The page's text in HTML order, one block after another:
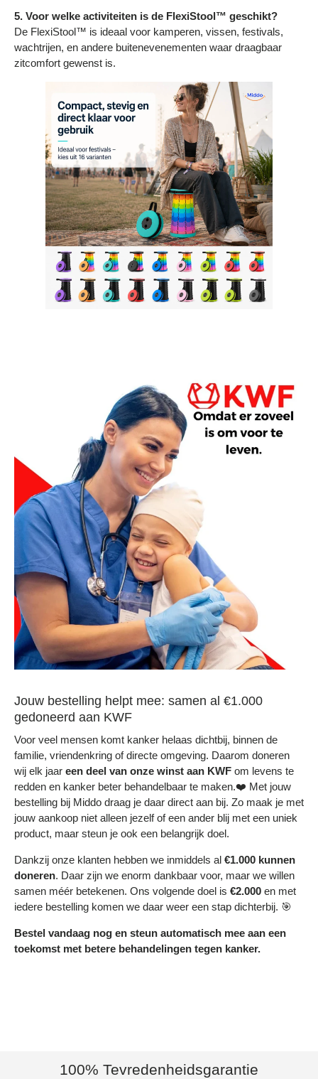
5. Voor welke activiteiten is de FlexiStool™ geschikt?
De FlexiStool™ is ideaal voor kamperen, vissen, festivals,
wachtrijen, en andere buitenevenementen waar draagbaar
zitcomfort gewenst is.
Jouw bestelling helpt mee: samen al €1.000
gedoneerd aan KWF
Voor veel mensen komt kanker helaas dichtbij, binnen de
familie, vriendenkring of directe omgeving. Daarom doneren
wij elk jaar een deel van onze winst aan KWF om levens te
redden en kanker beter behandelbaar te maken.❤️ Met jouw
bestelling bij Middo draag je daar direct aan bij. Zo maak je met
jouw aankoop niet alleen jezelf of een ander blij met een uniek
product, maar steun je ook een belangrijk doel.
Dankzij onze klanten hebben we inmiddels al €1.000 kunnen
doneren. Daar zijn we enorm dankbaar voor, maar we willen
samen méér betekenen. Ons volgende doel is €2.000 en met
iedere bestelling komen we daar weer een stap dichterbij. 🎯
Bestel vandaag nog en steun automatisch mee aan een
toekomst met betere behandelingen tegen kanker.
100% Tevredenheidsgarantie